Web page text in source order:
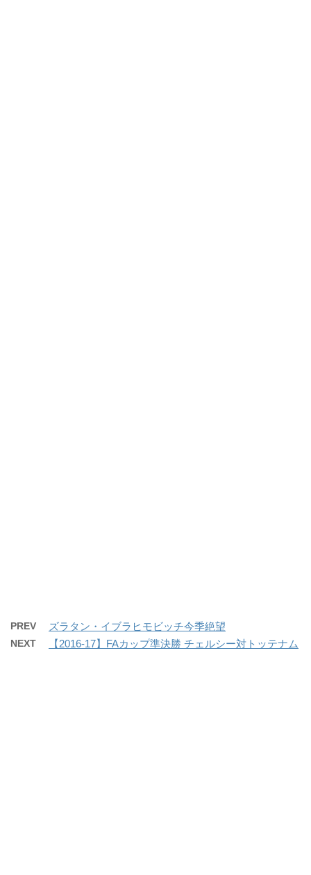
PREV ズラタン・イブラヒモビッチ今季絶望
NEXT 【2016-17】FAカップ準決勝 チェルシー対トッテナム